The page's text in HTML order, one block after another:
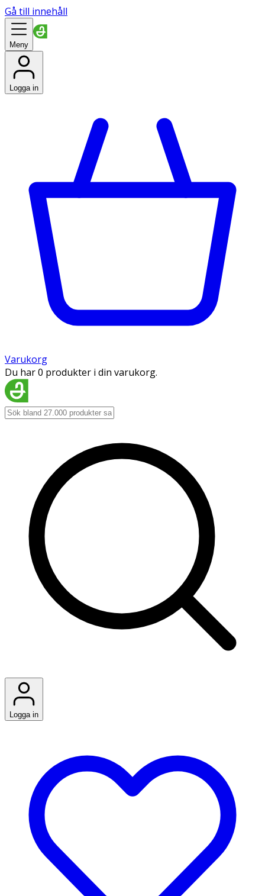
Gå till innehåll
Meny
Logga in
Varukorg
Du har 0 produkter i din varukorg.
Logga in